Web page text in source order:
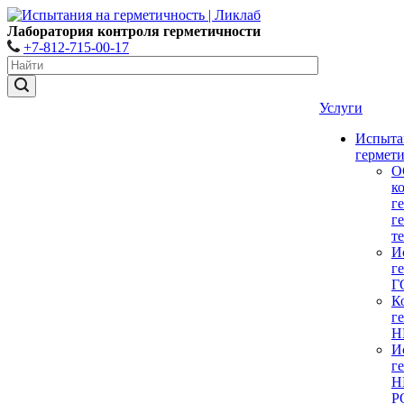
Лаборатория контроля герметичности
+7-812-715-00-17
Услуги